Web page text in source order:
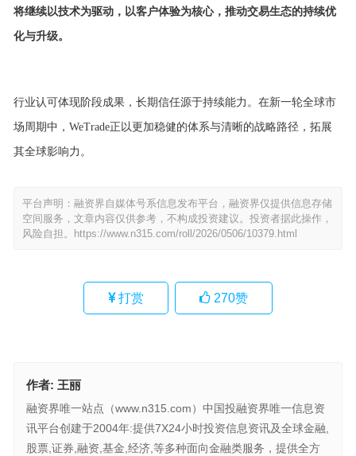
将继续以技术为驱动，以客户体验为核心，推动交易生态的持续优
化与升级。
行业认可体现阶段成果，长期信任源于持续能力。在新一轮全球市
场周期中，WeTrade正以更加稳健的体系与清晰的战略路径，拓展
其全球影响力。
平台声明：融资界自媒体号系信息发布平台，融资界仅提供信息存储
空间服务，文章内容仅供参考，不构成投资建议。投资者据此操作，
风险自担。
https://www.n315.com/roll/2026/0506/10379.html
打赏 270赞
作者: 王丽
融资界唯一站点（www.n315.com）中国投融资界唯一信息资
讯平台创建于2004年:提供7X24小时投资信息资讯及全球金融,
股票,证券,融资,基金,经济,等多种面向金融类服务，提供全方